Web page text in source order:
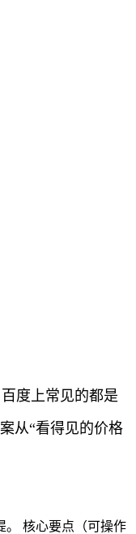
度上常见的都是
从“看得见的价格
。 核心要点（可操作